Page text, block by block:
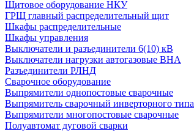
Щитовое оборудование НКУ
ГРЩ главный распределительный щит
Шкафы распределительные
Шкафы управления
Выключатели и разъединители 6(10) кВ
Выключатели нагрузки автогазовые ВНА
Разъединители РЛНД
Сварочное оборудование
Выпрямители однопостовые сварочные
Выпрямитель сварочный инверторного типа
Выпрямители многопостовые сварочные
Полуавтомат дуговой сварки